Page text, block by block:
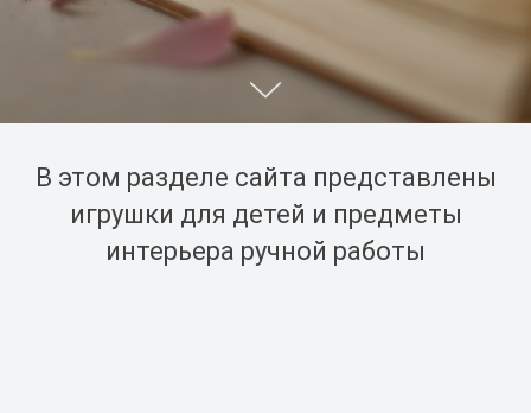
В этом разделе сайта представлены
игрушки для детей и предметы
интерьера ручной работы